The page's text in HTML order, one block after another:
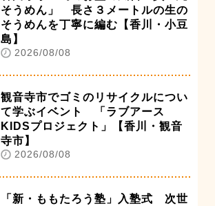
そうめん」 長さ３メートルの生の
そうめんを丁寧に編む【香川・小豆
島】
2026/08/08
観音寺市でゴミのリサイクルについ
て学ぶイベント 「ラブアース
KIDSプロジェクト」【香川・観音
寺市】
2026/08/08
「新・ももたろう塾」入塾式 次世